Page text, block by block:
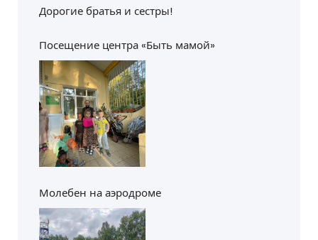
Дорогие братья и сестры!
Посещение центра «Быть мамой»
Молебен на аэродроме